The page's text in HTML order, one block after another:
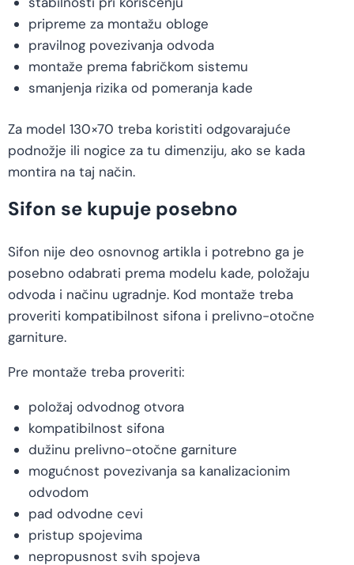
pripreme za montažu obloge
pravilnog povezivanja odvoda
montaže prema fabričkom sistemu
smanjenja rizika od pomeranja kade
Za model 130×70 treba koristiti odgovarajuće
podnožje ili nogice za tu dimenziju, ako se kada
montira na taj način.
Sifon se kupuje posebno
Sifon nije deo osnovnog artikla i potrebno ga je
posebno odabrati prema modelu kade, položaju
odvoda i načinu ugradnje. Kod montaže treba
proveriti kompatibilnost sifona i prelivno-otočne
garniture.
Pre montaže treba proveriti:
položaj odvodnog otvora
kompatibilnost sifona
dužinu prelivno-otočne garniture
mogućnost povezivanja sa kanalizacionim
odvodom
pad odvodne cevi
pristup spojevima
nepropusnost svih spojeva